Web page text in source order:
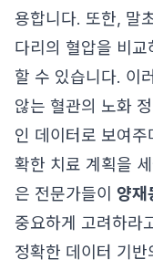
용합니다. 또한, 말
다리의 혈압을 비
할 수 있습니다. 이
않는 혈관의 노화
인 데이터로 보여
확한 치료 계획을
은 전문가들이 양재
중요하게 고려하라
정확한 데이터 기